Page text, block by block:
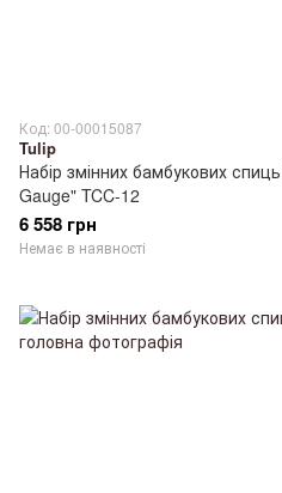
Код: 00-00015087
Tulip
Набір змінних бамбукових
Gauge" TCC-12
6 558 грн
Немає в наявності